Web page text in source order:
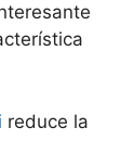
reduce la